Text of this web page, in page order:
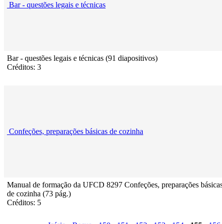
Bar - questões legais e técnicas
Bar - questões legais e técnicas (91 diapositivos)
Créditos: 3
Confeções, preparações básicas de cozinha
Manual de formação da UFCD 8297 Confeções, preparações
de cozinha (73 pág.)
Créditos: 5